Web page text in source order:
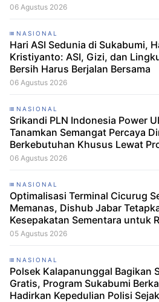
06 Agustus 2026
NASIONAL
Hari ASI Sedunia di Sukabumi,
Kristiyanto: ASI, Gizi, dan
Bersih Harus Berjalan Bersama
06 Agustus 2026
NASIONAL
Srikandi PLN Indonesia Power
Tanamkan Semangat Percaya
Berkebutuhan Khusus Lewat
Srikandi Mengajar
06 Agustus 2026
NASIONAL
Optimalisasi Terminal Cicurug
Memanas, Dishub Jabar
Kesepakatan Sementara untuk
Ketegangan
05 Agustus 2026
NASIONAL
Polsek Kalapanunggal Bagikan
Gratis, Program Sukabumi
Hadirkan Kepedulian Polisi